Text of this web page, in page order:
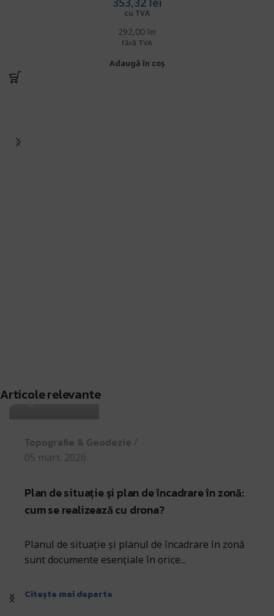
292,00 lei
fără TVA
cu TVA
Adaugă în coș
Articole relevante
Topografie & Geodezie
05 mart. 2026
Plan de situație și plan de încadrare în zonă:
cum se realizează cu drona?
Planul de situație și planul de încadrare în zonă
sunt documente esențiale în orice...
Citește mai departe